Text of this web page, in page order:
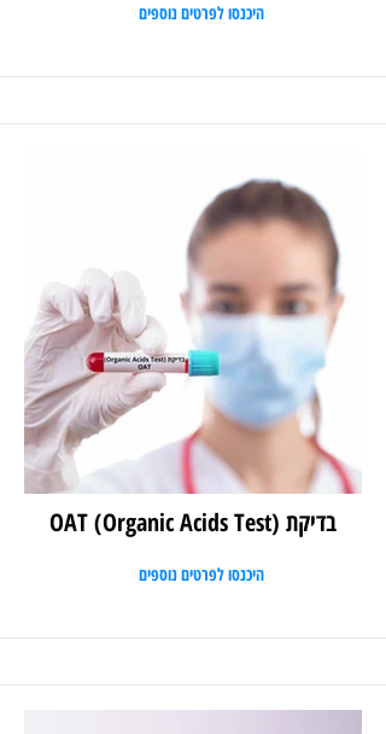
היכנסו לפרטים נוספים
בדיקת (Organic Acids Test) OAT
היכנסו לפרטים נוספים